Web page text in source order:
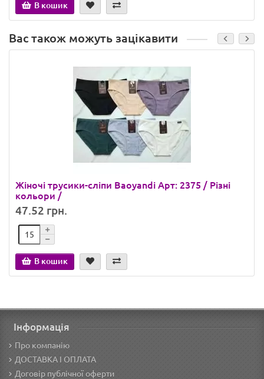
В кошик
Вас також можуть зацікавити
Жіночі трусики-сліпи Baoyandi Арт: 2375 / Різні
кольори /
47.52 грн.
В кошик
Інформація
Про компанію
ДОСТАВКА І ОПЛАТА
Договір публічної оферти